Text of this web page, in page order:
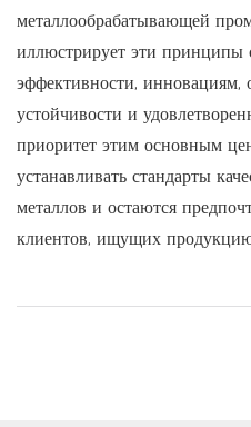
металлообрабатывающей
иллюстрирует эти принципы
эффективности, инновациям,
устойчивости и
приоритет этим основным
устанавливать стандарты
металлов и остаются
клиентов, ищущих